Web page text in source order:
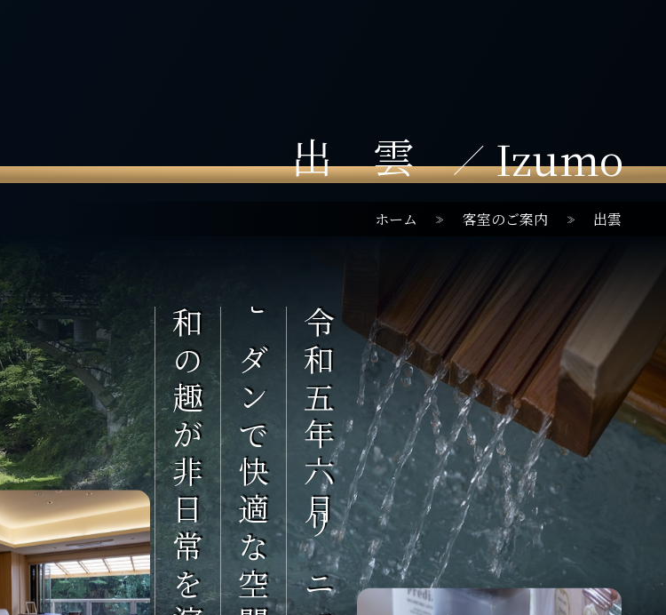
出雲 Izumo
ホーム 客室のご案内 出雲
モダンで快適な空間と
和の趣が非日常を演出